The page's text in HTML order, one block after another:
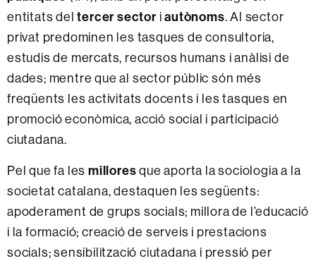
entitats deltercer sector iautònoms. Al sector
privat predominen les tasques de consultoria,
estudis de mercats, recursos humans i anàlisi de
dades; mentre que al sector públic són més
freqüents les activitats docents i les tasques en
promoció econòmica, acció social i participació
ciutadana.
Pel que fa les milloresque aporta la sociologia a la
societat catalana, destaquen les següents:
apoderament de grups socials; millora de l’educació
i la formació; creació de serveis i prestacions
socials; sensibilització ciutadana i pressió per